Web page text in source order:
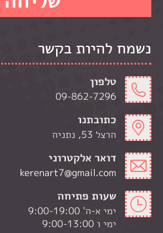
נשמח להיות בקשר
טלפון
09-862-7296
כתובתנו
הרצל 53, נתניה
דואר אלקטרוני
kerenart7@gmail.com
שעות פתיחה
ימי א-ה' 9:00-19:00
ימי ו 9:00-13:00